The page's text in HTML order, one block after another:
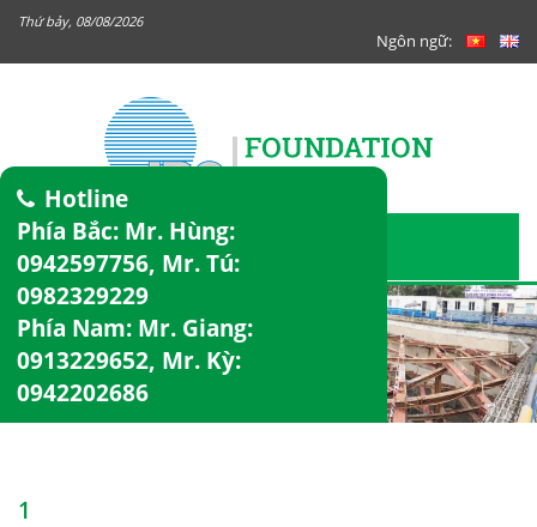
Thứ bảy, 08/08/2026
Ngôn ngữ:
Hotline
Phía Bắc: Mr. Hùng:
0942597756, Mr. Tú:
0982329229
Phía Nam: Mr. Giang:
0913229652, Mr. Kỳ:
0942202686
1